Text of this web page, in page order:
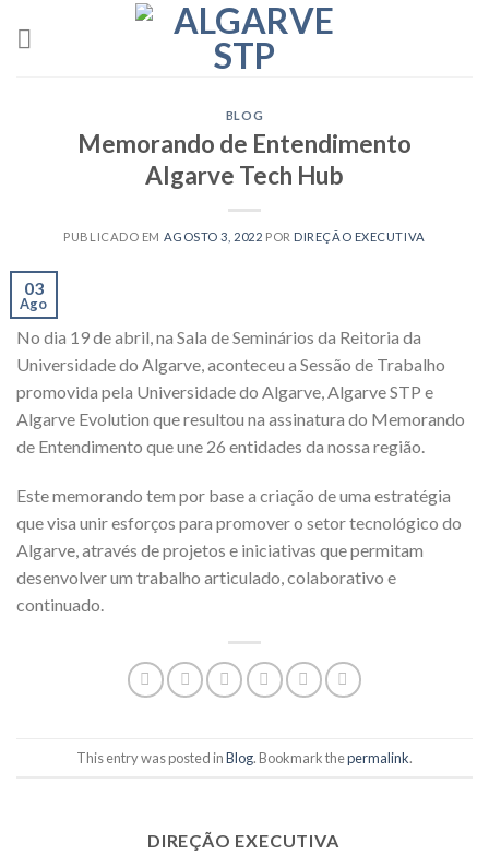
BLOG
Memorando de Entendimento
Algarve Tech Hub
PUBLICADO EM AGOSTO 3, 2022 POR DIREÇÃO EXECUTIVA
03
Ago
No dia 19 de abril, na Sala de Seminários da Reitoria da
Universidade do Algarve, aconteceu a Sessão de Trabalho
promovida pela Universidade do Algarve, Algarve STP e
Algarve Evolution que resultou na assinatura do Memorando
de Entendimento que une 26 entidades da nossa região.
Este memorando tem por base a criação de uma estratégia
que visa unir esforços para promover o setor tecnológico do
Algarve, através de projetos e iniciativas que permitam
desenvolver um trabalho articulado, colaborativo e
continuado.
This entry was posted inBlog. Bookmark thepermalink.
DIREÇÃO EXECUTIVA